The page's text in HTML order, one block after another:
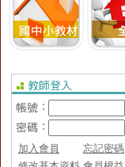
加入會員
忘記密碼